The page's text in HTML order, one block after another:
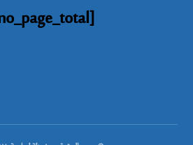
[rano_page_total]